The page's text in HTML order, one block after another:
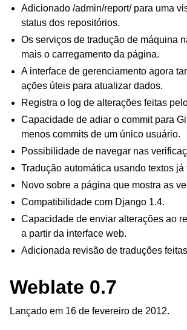
Adicionado /admin/report/ para uma
status dos repositórios.
Os serviços de tradução de máquina
mais o carregamento da página.
A interface de gerenciamento agora
ações úteis para atualizar dados.
Registra o log de alterações feitas
Capacidade de adiar o commit para
menos commits de um único usuário.
Possibilidade de navegar nas
Tradução automática usando textos já
Novo sobre a página que mostra as
Compatibilidade com Django 1.4.
Capacidade de enviar alterações ao
a partir da interface web.
Adicionada revisão de traduções
Weblate 0.7
Lançado em 16 de fevereiro de 2012.